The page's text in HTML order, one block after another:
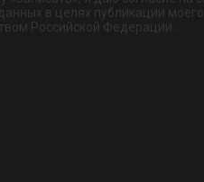
в целях публикации
Российской Федерации.